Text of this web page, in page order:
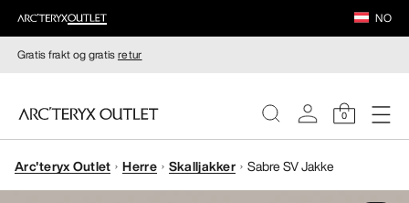
NO
Gratis frakt og gratisretur
0
DAMER
Arc'teryx Outlet Herre Skalljakker Sabre SV Jakke